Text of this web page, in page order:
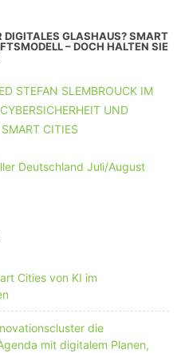
DIGITALES GLASHAUS? SMART
– DOCH HALTEN SIE
STEFAN SLEMBROUCK IM
UND
CITIES
Cities von KI im
die
mit digitalem Planen,